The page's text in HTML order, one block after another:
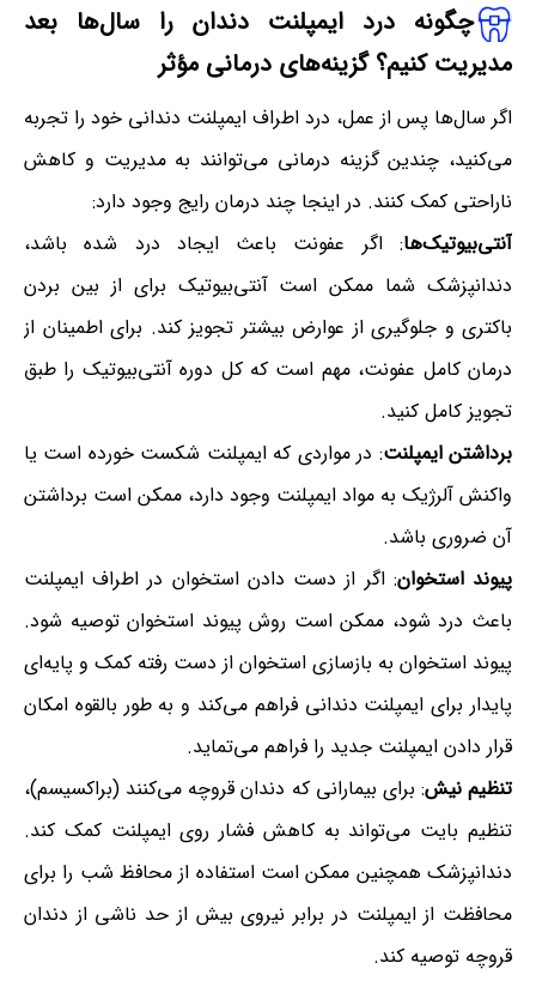
چگونه درد ایمپلنت دندان را سال‌ها بعد
مدیریت کنیم؟ گزینه‌های درمانی مؤثر
اگر سال‌ها پس از عمل، درد اطراف ایمپلنت دندانی خود را تجربه
می‌کنید، چندین گزینه درمانی می‌توانند به مدیریت و کاهش
ناراحتی کمک کنند. در اینجا چند درمان رایج وجود دارد:
آنتی‌بیوتیک‌ها: اگر عفونت باعث ایجاد درد شده باشد،
دندانپزشک شما ممکن است آنتی‌بیوتیک برای از بین بردن
باکتری و جلوگیری از عوارض بیشتر تجویز کند. برای اطمینان از
درمان کامل عفونت، مهم است که کل دوره آنتی‌بیوتیک را طبق
تجویز کامل کنید.
برداشتن ایمپلنت: در مواردی که ایمپلنت شکست خورده است یا
واکنش آلرژیک به مواد ایمپلنت وجود دارد، ممکن است برداشتن
آن ضروری باشد.
پیوند استخوان: اگر از دست دادن استخوان در اطراف ایمپلنت
باعث درد شود، ممکن است روش پیوند استخوان توصیه شود.
پیوند استخوان به بازسازی استخوان از دست رفته کمک و پایه‌ای
پایدار برای ایمپلنت دندانی فراهم می‌کند و به طور بالقوه امکان
قرار دادن ایمپلنت جدید را فراهم می‌تماید.
تنظیم نیش: برای بیمارانی که دندان قروچه می‌کنند (براکسیسم)،
تنظیم بایت می‌تواند به کاهش فشار روی ایمپلنت کمک کند.
دندانپزشک همچنین ممکن است استفاده از محافظ شب را برای
محافظت از ایمپلنت در برابر نیروی بیش از حد ناشی از دندان
قروچه توصیه کند.